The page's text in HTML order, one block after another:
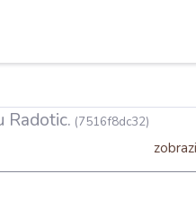
Radotic. (7516f8dc32)